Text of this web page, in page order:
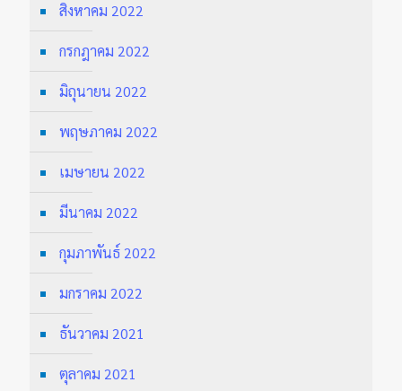
สิงหาคม 2022
กรกฎาคม 2022
มิถุนายน 2022
พฤษภาคม 2022
เมษายน 2022
มีนาคม 2022
กุมภาพันธ์ 2022
มกราคม 2022
ธันวาคม 2021
ตุลาคม 2021